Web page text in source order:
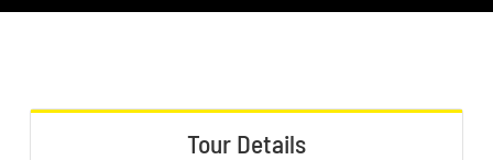
Tour Details